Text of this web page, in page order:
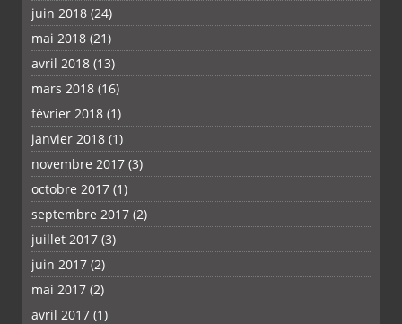
juin 2018 (24)
mai 2018 (21)
avril 2018 (13)
mars 2018 (16)
février 2018 (1)
janvier 2018 (1)
novembre 2017 (3)
octobre 2017 (1)
septembre 2017 (2)
juillet 2017 (3)
juin 2017 (2)
mai 2017 (2)
avril 2017 (1)